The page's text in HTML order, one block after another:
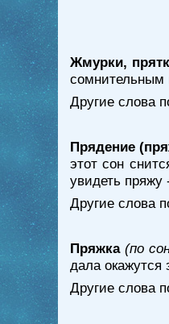
Жмурки,
сомнительным
Другие слова
Прядение
этот сон
увидеть пряжу
Другие слова
Пряжка (по
дала окажутся
Другие слова